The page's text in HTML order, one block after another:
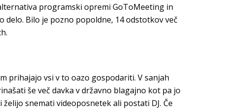
programski opremi GoToMeeting in
Bilo je pozno popoldne, 14 odstotkov več
prihajajo vsi v to oazo gospodariti. V sanjah
še več davka v državno blagajno kot pa jo
snemati videoposnetek ali postati DJ. Če